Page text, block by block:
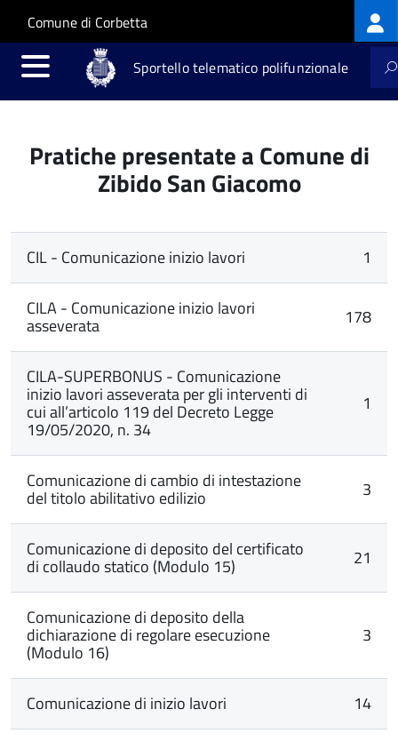
Salta al contenuto principale
Skip to site navigation
Comune di Corbetta
Sportello telematico polifunzionale
Pratiche presentate a Comune di
Zibido San Giacomo
CIL - Comunicazione inizio lavori 1
CILA - Comunicazione inizio lavori
asseverata 178
CILA-SUPERBONUS - Comunicazione
inizio lavori asseverata per gli interventi di
cui all’articolo 119 del Decreto Legge
19/05/2020, n. 34
1
Comunicazione di cambio di intestazione
del titolo abilitativo edilizio 3
Comunicazione di deposito del certificato
di collaudo statico (Modulo 15) 21
Comunicazione di deposito della
dichiarazione di regolare esecuzione
(Modulo 16)
3
Comunicazione di inizio lavori 14